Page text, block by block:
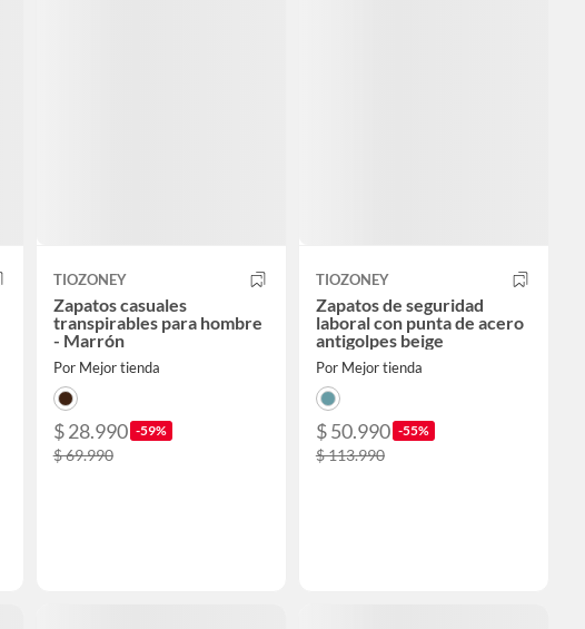
TIOZONEY
Zapatos casuales
transpirables para hombre
- Marrón
Por Mejor tienda
$ 28.990 -59%
$ 69.990
TIOZONEY
Zapatos de seguridad
laboral con punta de acero
antigolpes beige
Por Mejor tienda
$ 50.990 -55%
$ 113.990